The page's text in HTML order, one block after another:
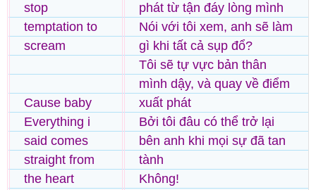
stop
temptation to
scream
Cause baby
Everything i
said comes
straight from
the heart
phát từ tận đáy lòng mình
Nói với tôi xem, anh sẽ làm
gì khi tất cả sụp đổ?
Tôi sẽ tự vực bản thân
mình dậy, và quay về điểm
xuất phát
Bởi tôi đâu có thể trở lại
bên anh khi mọi sự đã tan
tành
Không!